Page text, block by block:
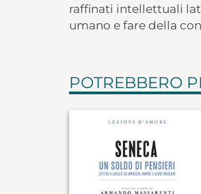
raffinati intellettuali
umano e fare della
POTREBBERO